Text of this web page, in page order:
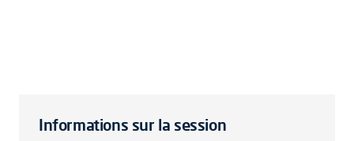
Informations sur la session